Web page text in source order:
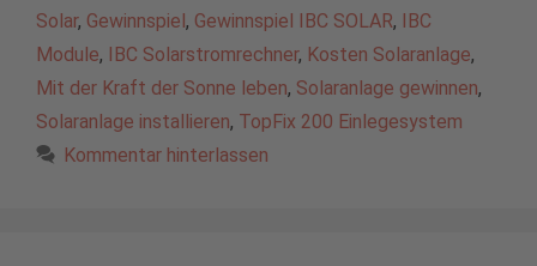
Solar, Gewinnspiel, Gewinnspiel IBC SOLAR, IBC
Module, IBC Solarstromrechner, Kosten Solaranlage,
Mit der Kraft der Sonne leben, Solaranlage gewinnen,
Solaranlage installieren, TopFix 200 Einlegesystem
Kommentar hinterlassen